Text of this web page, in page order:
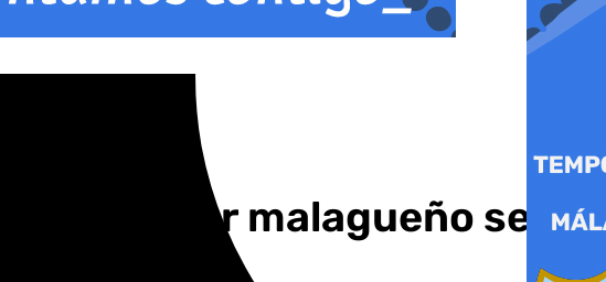
boxeador malagueño se la